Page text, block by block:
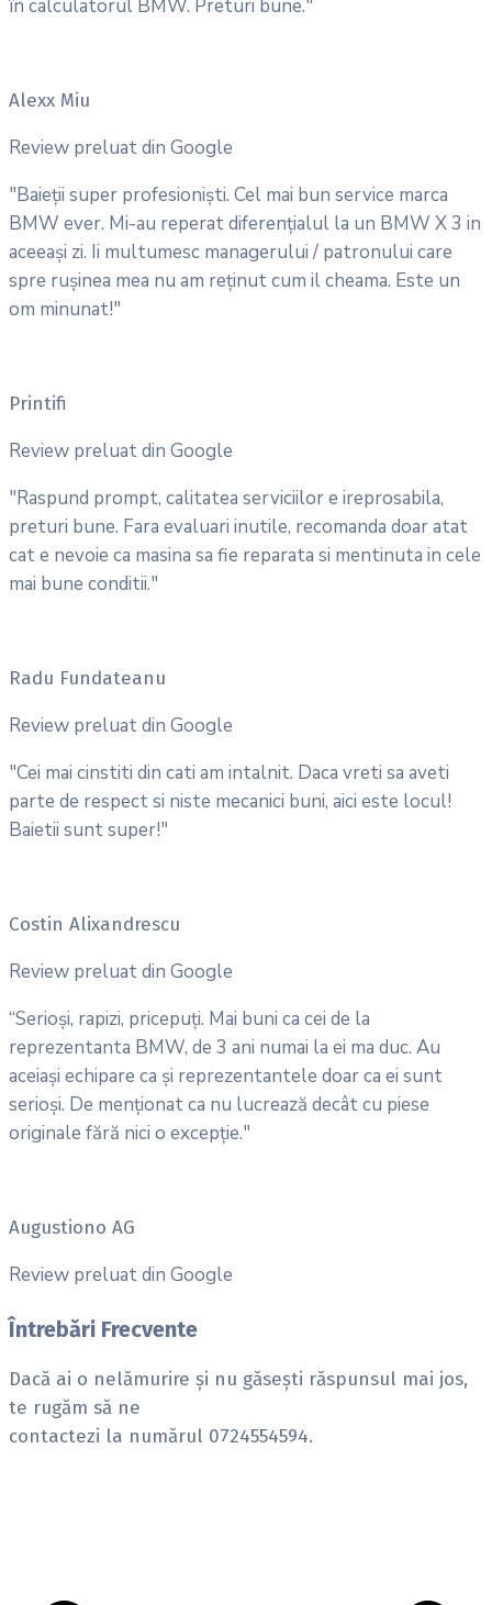
în calculatorul BMW. Preturi bune."
Alexx Miu
Review preluat din Google
"Baieții super profesioniști. Cel mai bun service marca
BMW ever. Mi-au reperat diferențialul la un BMW X 3 in
aceeași zi. Ii multumesc managerului / patronului care
spre rușinea mea nu am reținut cum il cheama. Este un
om minunat!"
Printifi
Review preluat din Google
"Raspund prompt, calitatea serviciilor e ireprosabila,
preturi bune. Fara evaluari inutile, recomanda doar atat
cat e nevoie ca masina sa fie reparata si mentinuta in cele
mai bune conditii."
Radu Fundateanu
Review preluat din Google
"Cei mai cinstiti din cati am intalnit. Daca vreti sa aveti
parte de respect si niste mecanici buni, aici este locul!
Baietii sunt super!"
Costin Alixandrescu
Review preluat din Google
“Serioși, rapizi, pricepuți. Mai buni ca cei de la
reprezentanta BMW, de 3 ani numai la ei ma duc. Au
aceiași echipare ca și reprezentantele doar ca ei sunt
serioși. De menționat ca nu lucrează decât cu piese
originale fără nici o excepție."
Augustiono AG
Review preluat din Google
Întrebări Frecvente
Dacă ai o nelămurire și nu găsești răspunsul mai jos,
te rugăm să ne
contactezi la numărul 0724554594.